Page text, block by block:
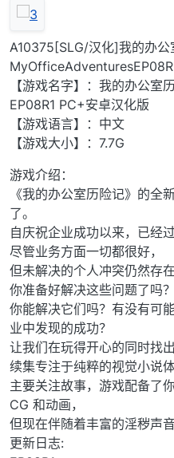
A10375[SLG/汉化]我的办公
【游戏名字】：我的办公
EP08R1 PC+安卓汉化版
【游戏语言】：中文
【游戏大小】：7.7G
游戏介绍：
《我的办公室历险记》的全
了。
自庆祝企业成功以来，已经
尽管业务方面一切都很好，
但未解决的个人冲突仍然存在
你准备好解决这些问题了吗？
你能解决它们吗？有没有可
业中发现的成功？
让我们在玩得开心的同时找出
续集专注于纯粹的视觉小说体
主要关注故事，游戏配备了
CG 和动画，
但现在伴随着丰富的淫秽声音
更新日志: